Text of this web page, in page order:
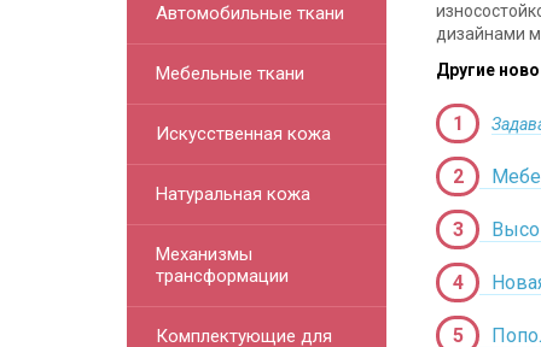
Автомобильные ткани
Мебельные ткани
Искусственная кожа
Натуральная кожа
Механизмы
трансформации
Комплектующие для
дизайнами
Другие